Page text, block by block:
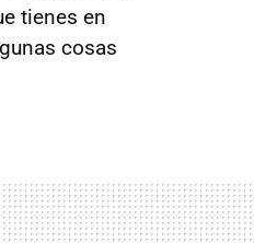
tienes en
cosas